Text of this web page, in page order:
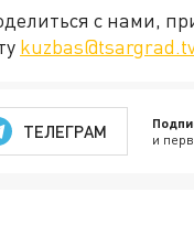
с нами,
ТЕЛЕГРАМ и